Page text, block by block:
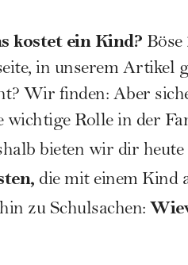
kostet ein Kind?
in unserem Artikel
Wir finden: Aber
wichtige Rolle in der
bieten wir dir
die mit einem Kind
zu Schulsachen: